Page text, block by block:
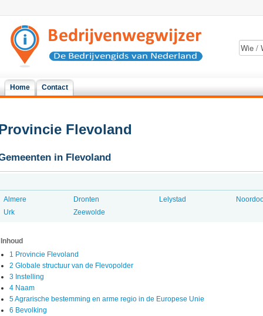
Home Contact
Flevoland
in Flevoland
Almere
Urk
Dronten
Zeewolde
Lelystad
Inhoud
1 Provincie Flevoland
2 Globale structuur van de Flevopolder
3 Instelling
4 Naam
5 Agrarische bestemming en arme regio in de Europese Unie
6 Bevolking